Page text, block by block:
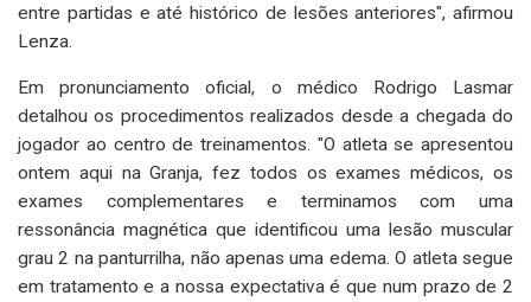
entre partidas e até histórico de lesões anteriores", afirmou
Lenza.
Em pronunciamento oficial, o médico Rodrigo Lasmar
detalhou os procedimentos realizados desde a chegada do
jogador ao centro de treinamentos. "O atleta se apresentou
ontem aqui na Granja, fez todos os exames médicos, os
exames complementares e terminamos com uma
ressonância magnética que identificou uma lesão muscular
grau 2 na panturrilha, não apenas uma edema. O atleta segue
em tratamento e a nossa expectativa é que num prazo de 2